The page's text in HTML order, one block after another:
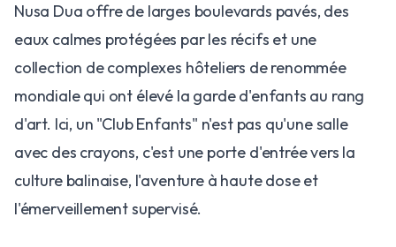
Nusa Dua offre de larges boulevards pavés, des
eaux calmes protégées par les récifs et une
collection de complexes hôteliers de renommée
mondiale qui ont élevé la garde d'enfants au rang
d'art. Ici, un "Club Enfants" n'est pas qu'une salle
avec des crayons, c'est une porte d'entrée vers la
culture balinaise, l'aventure à haute dose et
l'émerveillement supervisé.